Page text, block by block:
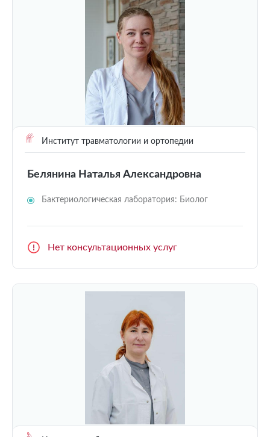
Институт травматологии и ортопедии
Белянина Наталья Александровна
Бактериологическая лаборатория: Биолог
Нет консультационных услуг